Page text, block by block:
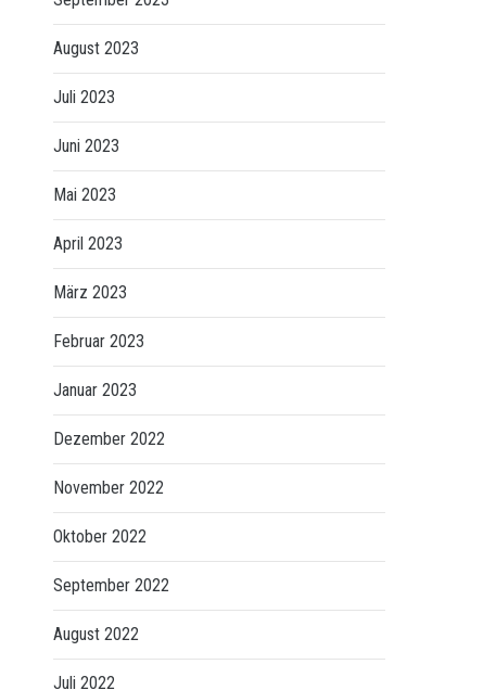
August 2023
Juli 2023
Juni 2023
Mai 2023
April 2023
März 2023
Februar 2023
Januar 2023
Dezember 2022
November 2022
Oktober 2022
September 2022
August 2022
Juli 2022